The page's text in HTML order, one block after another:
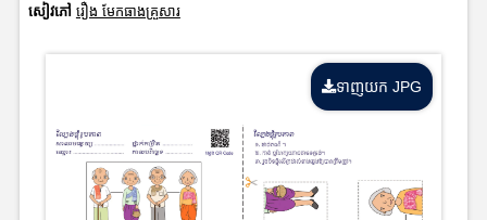
សៀវភៅ រឿង មែកធាងគ្រួសារ
ទាញយក JPG